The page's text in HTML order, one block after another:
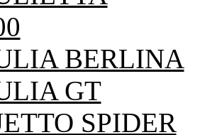
BERLINA
GT
SPIDER